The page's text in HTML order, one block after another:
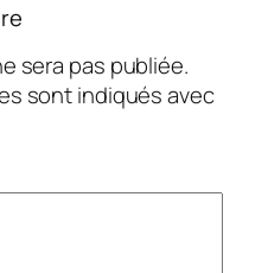
sera pas publiée.
sont indiqués avec